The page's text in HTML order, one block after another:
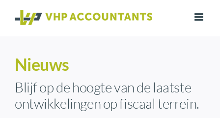
naar
Nieuws
Blijf op de hoogte van de laatste
ontwikkelingen op fiscaal terrein.